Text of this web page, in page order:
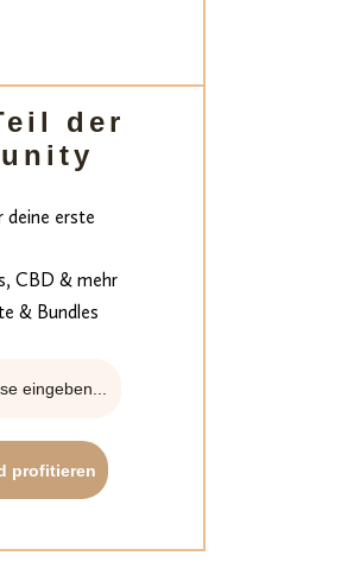
der
deine erste
CBD & mehr
& Bundles
profitieren